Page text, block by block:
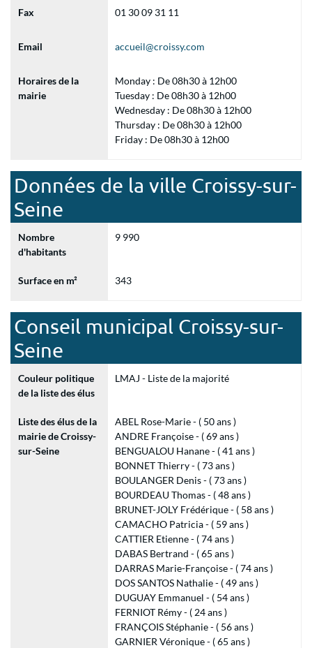
Fax 01 30 09 31 11
Email accueil@croissy.com
Horaires de la
mairie
Monday : De 08h30 à 12h00
Tuesday : De 08h30 à 12h00
Wednesday : De 08h30 à 12h00
Thursday : De 08h30 à 12h00
Friday : De 08h30 à 12h00
Données de la ville Croissy-sur-
Seine
Nombre
d'habitants
9 990
Surface en m² 343
Conseil municipal Croissy-sur-
Seine
Couleur politique
de la liste des élus
LMAJ - Liste de la majorité
Liste des élus de la
mairie de Croissy-
sur-Seine
ABEL Rose-Marie - ( 50 ans )
ANDRE Françoise - ( 69 ans )
BENGUALOU Hanane - ( 41 ans )
BONNET Thierry - ( 73 ans )
BOULANGER Denis - ( 73 ans )
BOURDEAU Thomas - ( 48 ans )
BRUNET-JOLY Frédérique - ( 58 ans )
CAMACHO Patricia - ( 59 ans )
CATTIER Etienne - ( 74 ans )
DABAS Bertrand - ( 65 ans )
DARRAS Marie-Françoise - ( 74 ans )
DOS SANTOS Nathalie - ( 49 ans )
DUGUAY Emmanuel - ( 54 ans )
FERNIOT Rémy - ( 24 ans )
FRANÇOIS Stéphanie - ( 56 ans )
GARNIER Véronique - ( 65 ans )